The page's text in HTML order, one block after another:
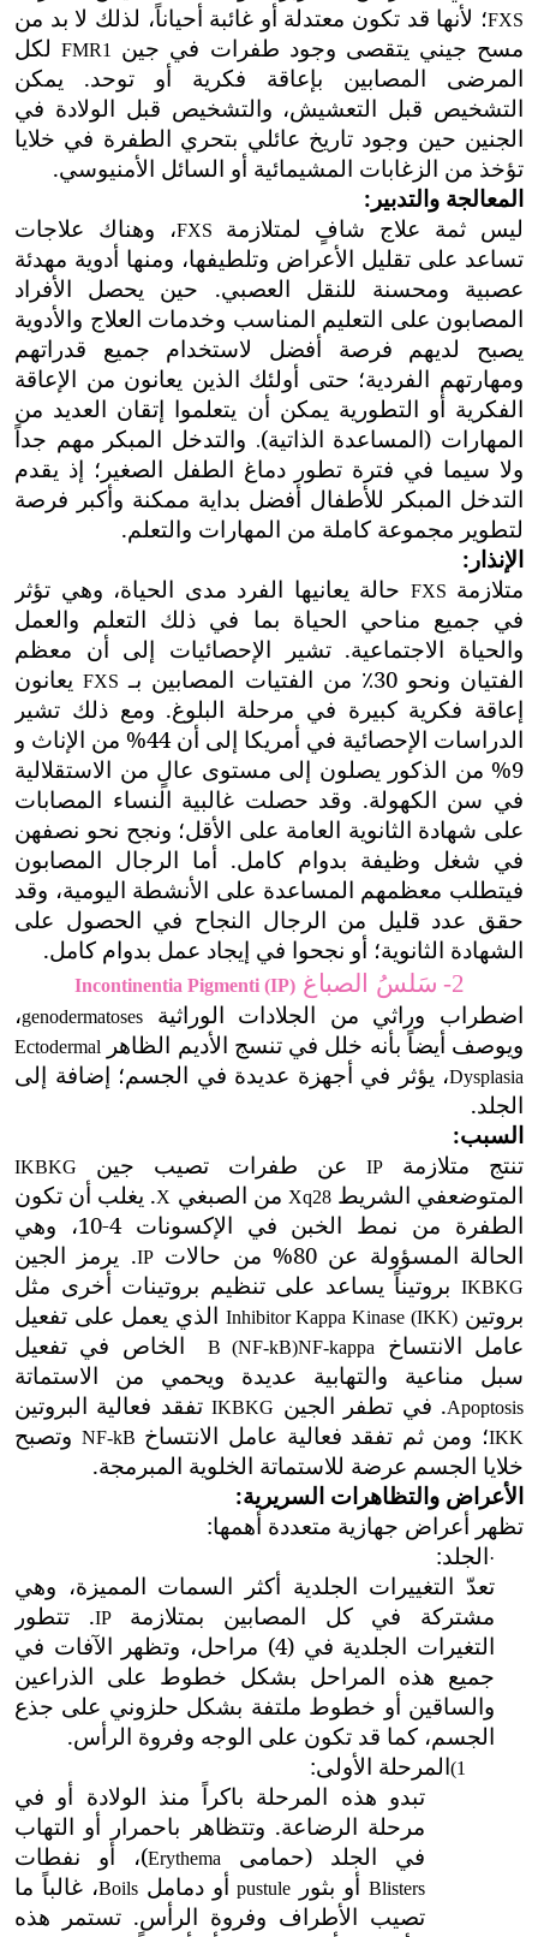
FXS؛ لأنها قد تكون معتدلة أو غائبة أحياناً، لذلك لا بد من
مسح جيني يتقصى وجود طفرات في جين
FMR1 لكل
المرضى المصابين بإعاقة فكرية أو توحد. يمكن
التشخيص قبل التعشيش، والتشخيص قبل الولادة في
الجنين حين وجود تاريخ عائلي بتحري الطفرة في خلايا
تؤخذ من الزغابات المشيمائية أو السائل الأمنيوسي.
المعالجة والتدبير:
ليس ثمة علاج شافٍ لمتلازمة FXS، وهناك علاجات
تساعد على تقليل الأعراض وتلطيفها، ومنها أدوية مهدئة
عصبية ومحسنة للنقل العصبي. حين يحصل الأفراد
المصابون على التعليم المناسب وخدمات العلاج والأدوية
يصبح لديهم فرصة أفضل لاستخدام جميع قدراتهم
ومهارتهم الفردية؛ حتى أولئك الذين يعانون من الإعاقة
الفكرية أو التطورية يمكن أن يتعلموا إتقان العديد من
المهارات (المساعدة الذاتية). والتدخل المبكر مهم جداً
ولا سيما في فترة تطور دماغ الطفل الصغير؛ إذ يقدم
التدخل المبكر للأطفال أفضل بداية ممكنة وأكبر فرصة
لتطوير مجموعة كاملة من المهارات والتعلم.
الإنذار:
متلازمة FXS حالة يعانيها الفرد مدى الحياة، وهي تؤثر
في جميع مناحي الحياة بما في ذلك التعلم والعمل
والحياة الاجتماعية. تشير الإحصائيات إلى أن معظم
الفتيان ونحو 30٪ من الفتيات المصابين بـ
FXS يعانون
إعاقة فكرية كبيرة في مرحلة البلوغ. ومع ذلك تشير
الدراسات الإحصائية في أمريكا إلى أن 44% من الإناث و
9% من الذكور يصلون إلى مستوى عالٍ من الاستقلالية
في سن الكهولة. وقد حصلت غالبية النساء المصابات
على شهادة الثانوية العامة على الأقل؛ ونجح نحو نصفهن
في شغل وظيفة بدوام كامل. أما الرجال المصابون
فيتطلب معظمهم المساعدة على الأنشطة اليومية، وقد
حقق عدد قليل من الرجال النجاح في الحصول على
الشهادة الثانوية؛ أو نجحوا في إيجاد عمل بدوام كامل.
2- سَلسُ الصباغIncontinentia Pigmenti (IP)
اضطراب وراثي من الجلادات الوراثية genodermatoses،
ويوصف أيضاً بأنه خلل في تنسج الأديم الظاهر
Ectodermal
Dysplasia، يؤثر في أجهزة عديدة في الجسم؛ إضافة إلى
الجلد.
السبب:
تنتج متلازمة
IP عن طفرات تصيب جين IKBKG
المتوضعفي الشريطXq28 من الصبغي X. يغلب أن تكون
الطفرة من نمط الخبن في الإكسونات 4-10، وهي
الحالة المسؤولة عن 80% من حالات
IP. يرمز الجين
IKBKG بروتيناً يساعد على تنظيم بروتينات أخرى مثل
بروتين Inhibitor Kappa Kinase (IKK) الذي يعمل على تفعيل
عامل الانتساخ
NF-kappa
B (NF-kB)
الخاص في تفعيل
سبل مناعية والتهابية عديدة ويحمي من الاستماتة
Apoptosis. في تطفر الجين IKBKG تفقد فعالية البروتين
IKK؛ ومن ثم تفقد فعالية عامل الانتساخ NF-kB وتصبح
خلايا الجسم عرضة للاستماتة الخلوية المبرمجة.
الأعراض والتظاهرات السريرية:
تظهر أعراض جهازية متعددة أهمها:
·الجلد:
تعدّ التغييرات الجلدية أكثر السمات المميزة، وهي
مشتركة في كل المصابين بمتلازمةIP. تتطور
التغيرات الجلدية في (4) مراحل، وتظهر الآفات في
جميع هذه المراحل بشكل خطوط على الذراعين
والساقين أو خطوط ملتفة بشكل حلزوني على جذع
الجسم، كما قد تكون على الوجه وفروة الرأس.
1) المرحلة الأولى:
تبدو هذه المرحلة باكراً منذ الولادة أو في
مرحلة الرضاعة. وتتظاهر باحمرار أو التهاب
في الجلد (حمامى
Erythema)، أو نفطات
Blisters أو بثور pustule أو دماملBoils، غالباً ما
تصيب الأطراف وفروة الرأس. تستمر هذه